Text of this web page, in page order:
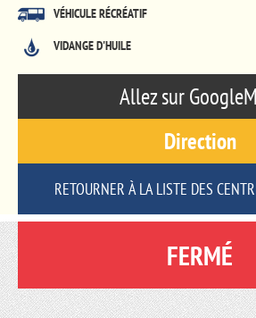
VÉHICULE RÉCRÉATIF
VIDANGE D'HUILE
Allez sur
Direction
RETOURNER À LA LISTE DES
FERMÉ